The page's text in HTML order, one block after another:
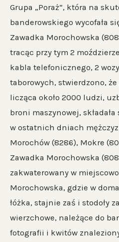
Grupa „Poraż”, która na
banderowskiego wycofała
Zawadka Morochowska
tracąc przy tym 2
kabla telefonicznego, 2
taborowych, stwierdzono,
licząca około 2000 ludzi,
broni maszynowej,
w ostatnich dniach
Morochów (8286), Mokre
Zawadka Morochowska
zakwaterowany w
Morochowska, gdzie w
łóżka, stajnie zaś i stodoły
wierzchowe, należące do
fotografii i kwitów